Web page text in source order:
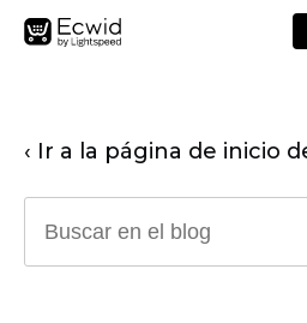
‹ Ir a la página de inicio